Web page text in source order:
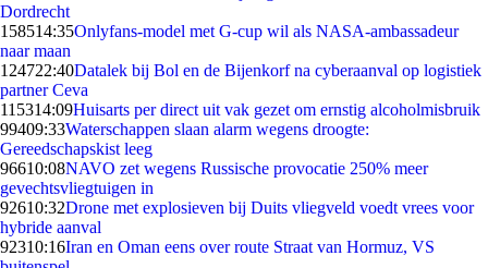
Dordrecht
158514:35Onlyfans-model met G-cup wil als NASA-ambassadeur
naar maan
124722:40Datalek bij Bol en de Bijenkorf na cyberaanval op logistiek
partner Ceva
115314:09Huisarts per direct uit vak gezet om ernstig alcoholmisbruik
99409:33Waterschappen slaan alarm wegens droogte:
Gereedschapskist leeg
96610:08NAVO zet wegens Russische provocatie 250% meer
gevechtsvliegtuigen in
92610:32Drone met explosieven bij Duits vliegveld voedt vrees voor
hybride aanval
92310:16Iran en Oman eens over route Straat van Hormuz, VS